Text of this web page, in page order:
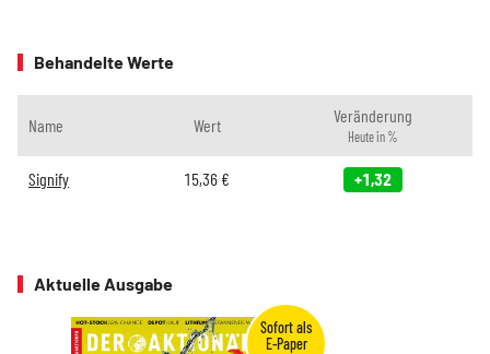
Behandelte Werte
Name Wert Veränderung
Heute in %
Signify 15,36 € +1,32
Aktuelle Ausgabe